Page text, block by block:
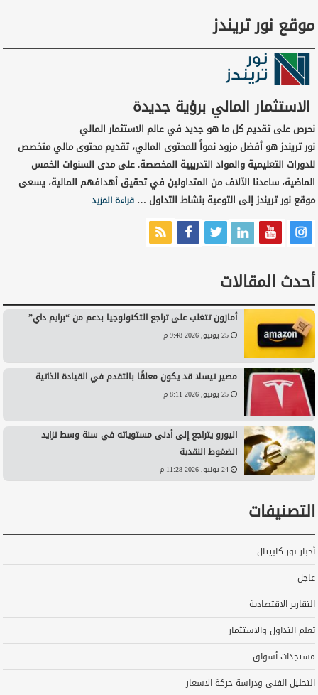
موقع نور تريندز
الاستثمار المالي برؤية جديدة
نحرص على تقديم كل ما هو جديد في عالم الاستثمار المالي
نور تريندز هو أفضل مزود نمواً للمحتوى المالي، تقديم محتوى مالي متخصص
للدورات التعليمية والمواد التدريبية المخصصة. على مدى السنوات الخمس
الماضية، ساعدنا الآلاف من المتداولين في تحقيق أهدافهم المالية، يسعى
موقع نور تريندز إلى التوعية بنشاط التداول …قراءة المزيد
أحدث المقالات
أمازون تتغلب على تراجع التكنولوجيا بدعم من “برايم داي”
25 يونيو, 2026 9:48 م
مصير تيسلا قد يكون معلقًا بالتقدم في القيادة الذاتية
25 يونيو, 2026 8:11 م
اليورو يتراجع إلى أدنى مستوياته في سنة وسط تزايد
الضغوط النقدية
24 يونيو, 2026 11:28 م
التصنيفات
أخبار نور كابيتال
عاجل
التقارير الاقتصادية
تعلم التداول والاستثمار
مستجدات أسواق
التحليل الفني ودراسة حركة الاسعار